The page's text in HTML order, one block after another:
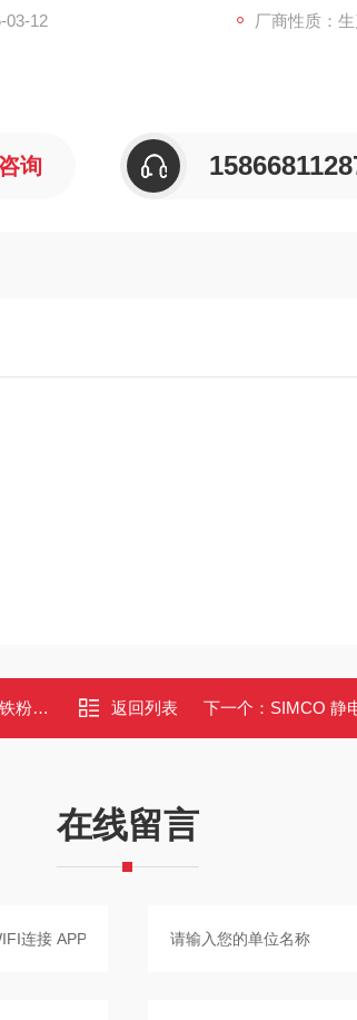
03-12 厂商性质：
询
诊断 返回列表 下一个： SIMCO 静电场测
在线留言